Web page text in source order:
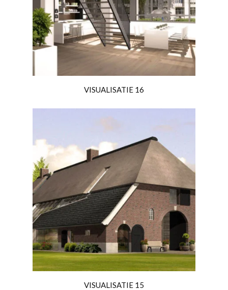
VISUALISATIE 16
VISUALISATIE 15